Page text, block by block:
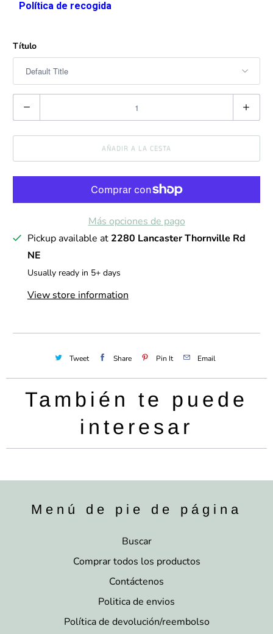
Política de recogida
Título
a
n
a
AÑADIR A LA CESTA
Más opciones de pago
Pickup available at 2280 Lancaster Thornville Rd
NE
Usually ready in 5+ days
View store information
Tweet Share Pin It Email
También te puede
interesar
Menú de pie de página
Buscar
Comprar todos los productos
Contáctenos
Politica de envios
Política de devolución/reembolso